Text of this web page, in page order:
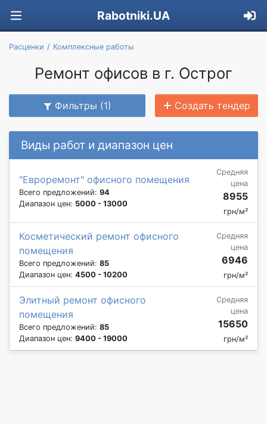
Rabotniki.UA
Расценки Комплексные работы
Ремонт офисов в г. Острог
Фильтры (1) Создать тендер
Виды работ и диапазон цен
"Евроремонт" офисного помещения
Всего предложений: 94
Диапазон цен: 5000 - 13000
Средняя
цена
8955
грн/м²
Косметический ремонт офисного
помещения
Всего предложений: 85
Диапазон цен: 4500 - 10200
Средняя
цена
6946
грн/м²
Элитный ремонт офисного
помещения
Всего предложений: 85
Диапазон цен: 9400 - 19000
Средняя
цена
15650
грн/м²